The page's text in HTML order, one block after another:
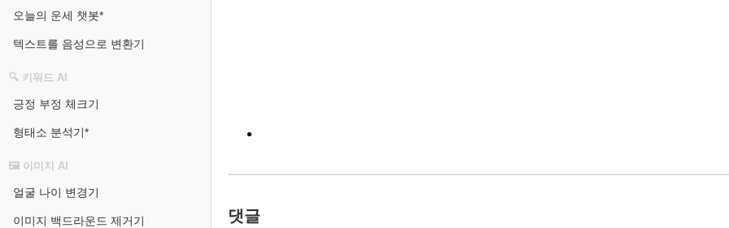
오늘의 운세 챗봇*
텍스트를 음성으로 변환기
🔍 키워드 AI
긍정 부정 체크기
형태소 분석기*
🖼️ 이미지 AI
얼굴 나이 변경기
이미지 백드라운드 제거기 댓글